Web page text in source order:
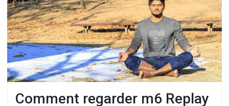
Comment regarder m6 Replay